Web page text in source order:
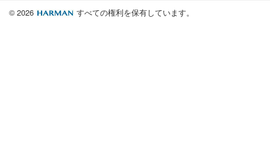
© 2026 すべての権利を保有しています。